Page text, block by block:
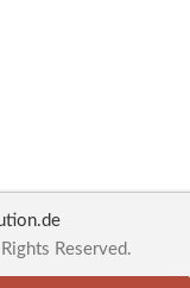
Reserved.